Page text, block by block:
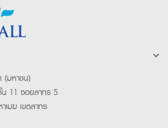
มหาชน)
น 11 ซอยสาทร 5
เมฆ เขตสาทร